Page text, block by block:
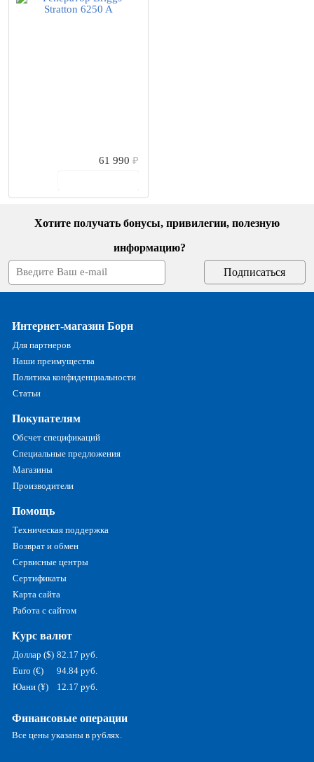
61 990₽
Хотите получать бонусы, привилегии, полезную
информацию?
Интернет-магазин Борн
Для партнеров
Наши преимущества
Политика конфиденциальности
Статьи
Покупателям
Обсчет спецификаций
Специальные предложения
Магазины
Производители
Помощь
Техническая поддержка
Возврат и обмен
Сервисные центры
Сертификаты
Карта сайта
Работа с сайтом
Курс валют
Доллар ($) 82.17 руб.
Euro (€)
94.84 руб.
Юани (¥)
12.17 руб.
Финансовые операции
Все цены указаны в рублях.